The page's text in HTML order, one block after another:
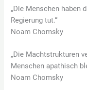
„Die Menschen haben
Regierung tut.“
Noam Chomsky
„Die Machtstrukturen
Menschen apathisch
Noam Chomsky